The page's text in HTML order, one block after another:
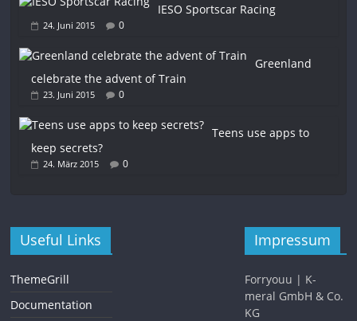
IESO Sportscar Racing
24. Juni 2015 0
Greenland
celebrate the advent of Train
23. Juni 2015 0
Teens use apps to
keep secrets?
24. März 2015 0
Useful Links
ThemeGrill
Documentation
Impressum
Forryouu | K-
meral GmbH & Co.
KG